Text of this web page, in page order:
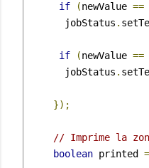
if (newValue ==
       jobStatus
.
if (newValue ==
       jobStatus
.
});
// Imprime la
boolean printed =